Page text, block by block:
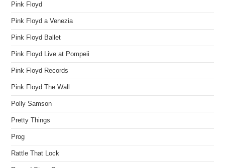
Pink Floyd
Pink Floyd a Venezia
Pink Floyd Ballet
Pink Floyd Live at Pompeii
Pink Floyd Records
Pink Floyd The Wall
Polly Samson
Pretty Things
Prog
Rattle That Lock